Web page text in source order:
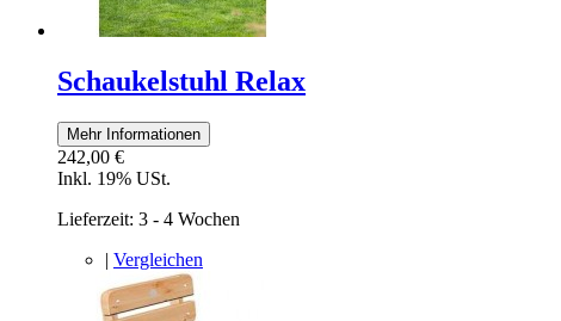
Schaukelstuhl Relax
Mehr Informationen
242,00 €
Inkl. 19% USt.
Lieferzeit: 3 - 4 Wochen
| Vergleichen